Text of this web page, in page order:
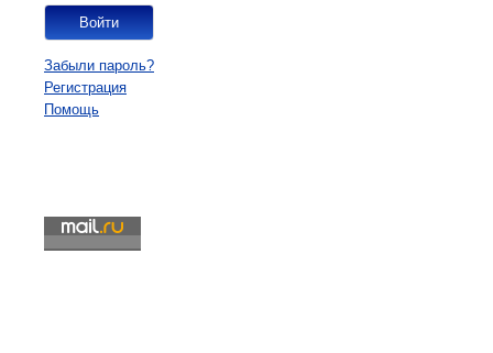
Забыли пароль?
Регистрация
Помощь